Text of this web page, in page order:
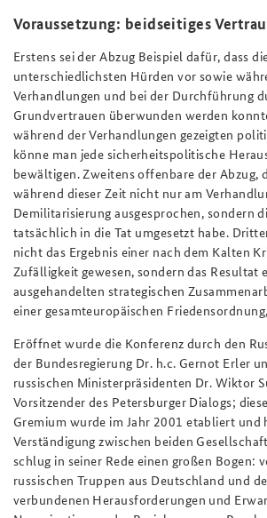
Voraussetzung: beidseitiges
Erstens sei der Abzug Beispiel dafür, dass
unterschiedlichsten Hürden vor sowie
Verhandlungen und bei der Durchführung
Grundvertrauen überwunden werden
während der Verhandlungen gezeigten
könne man jede sicherheitspolitische
bewältigen. Zweitens offenbare der Abzug,
während dieser Zeit nicht nur am
Demilitarisierung ausgesprochen, sondern
tatsächlich in die Tat umgesetzt habe.
nicht das Ergebnis einer nach dem Kalten
Zufälligkeit gewesen, sondern das Resultat
ausgehandelten strategischen
einer gesamteuropäischen
Eröffnet wurde die Konferenz durch den
der Bundesregierung Dr. h.c. Gernot Erler
russischen Ministerpräsidenten Dr. Wiktor
Vorsitzender des Petersburger Dialogs;
Gremium wurde im Jahr 2001 etabliert und
Verständigung zwischen beiden
schlug in seiner Rede einen großen Bogen:
russischen Truppen aus Deutschland und
verbundenen Herausforderungen und